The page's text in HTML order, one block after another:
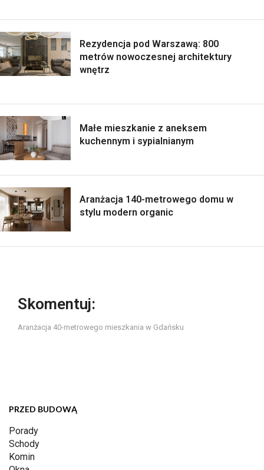
Rezydencja pod Warszawą: 800
metrów nowoczesnej architektury
wnętrz
Małe mieszkanie z aneksem
kuchennym i sypialnianym
Aranżacja 140-metrowego domu w
stylu modern organic
Skomentuj:
Aranżacja 40-metrowego mieszkania w Gdańsku
PRZED BUDOWĄ
Porady
Schody
Komin